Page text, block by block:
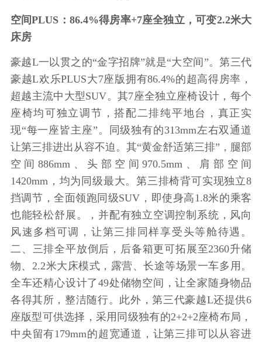
空间PLUS：86.4%得房率+7座全独立，可变2.2米大
床房
豪越L一以贯之的“金字招牌”就是“大空间”。第三代
豪越L欢乐PLUS大7座版拥有86.4%的超高得房率，
超越主流中大型SUV。其7座全独立座椅设计，每个
座椅均可独立调节，搭配二排纯平地台，真正实
现“每一座皆主座”。同级独有的313mm左右双通道
让第三排进出从容不迫。其“黄金舒适第三排”，腿部
空间886mm、头部空间970.5mm、肩部空间
1420mm，均为同级最大。第三排椅背可实现独立8
挡调节，全面领跑同级SUV，即使身高1.8米的乘客
也能轻松舒展。，并配有独立空调控制系统，风向
风速多档可调，让第三排同样享受头等舱待遇。
二、三排全平放倒后，后备箱更可拓展至2360升储
物、2.2米大床模式，露营、长途等场景一车多用。
全车还精心设计了49处储物空间，让全家随身物品
各得其所，整洁随行。此外，第三代豪越L还提供6
座版型可供选择，采用同级独有的2+2+2座椅布局，
中央留有179mm的超宽通道，让第三排可以从容进